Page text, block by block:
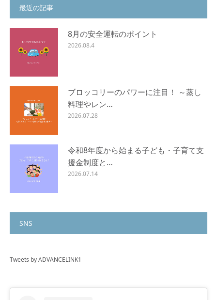
最近の記事
8月の安全運転のポイント
2026.08.4
ブロッコリーのパワーに注目！ ～蒸し
料理やレン…
2026.07.28
令和8年度から始まる子ども・子育て支
援金制度と…
2026.07.14
SNS
Tweets by ADVANCELINK1